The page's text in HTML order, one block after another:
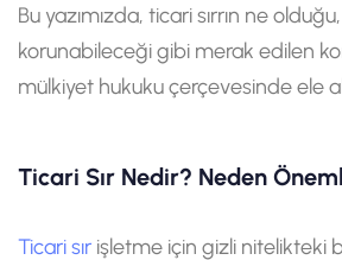
Bu yazımızda, ticari sırrın ne
korunabileceği gibi merak edilen
mülkiyet hukuku çerçevesinde ele
Ticari Sır Nedir? Neden
Ticari sır işletme için gizli nitelikteki